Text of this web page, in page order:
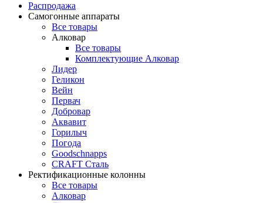
Распродажа
Самогонные аппараты
Все товары
Алковар
Все товары
Комплектующие Алковар
Лидер
Геликон
Вейн
Первач
Добровар
Аквавит
Горилыч
Погода
Goodschnapps
CRAFT Сталь
Ректификационные колонны
Все товары
Алковар